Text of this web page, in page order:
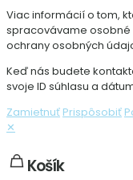
Viac informácií o tom,
spracovávame osobné
ochrany osobných
Keď nás budete
svoje ID súhlasu a
Zamietnuť Prispôsobiť
✕
Košík